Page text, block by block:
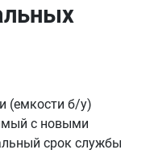
(емкости б/у)
с новыми
срок службы